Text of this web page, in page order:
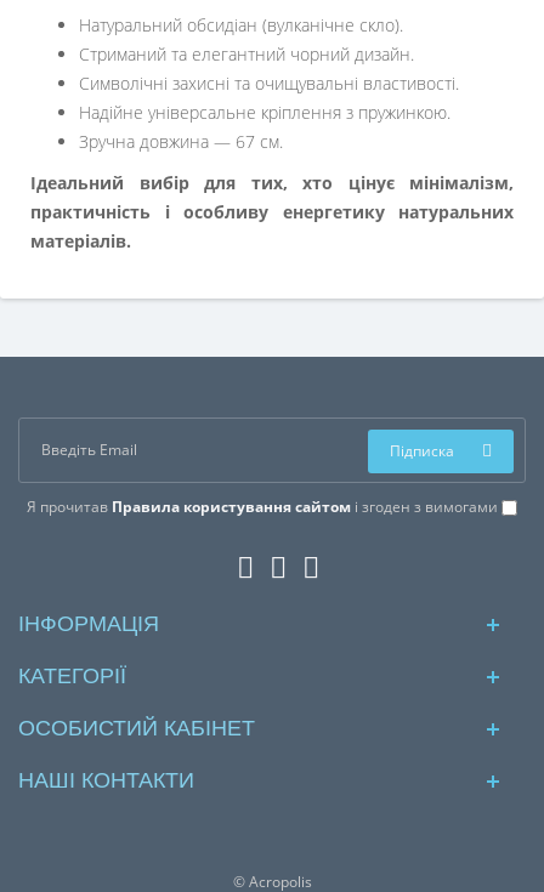
Натуральний обсидіан (вулканічне скло).
Стриманий та елегантний чорний дизайн.
Символічні захисні та очищувальні властивості.
Надійне універсальне кріплення з пружинкою.
Зручна довжина — 67 см.
Ідеальний вибір для тих, хто цінує мінімалізм,
практичність і особливу енергетику натуральних
матеріалів.
Я прочитав Правила користування сайтом і згоден з вимогами
Підписка
ІНФОРМАЦІЯ
КАТЕГОРІЇ
ОСОБИСТИЙ КАБІНЕТ
НАШІ КОНТАКТИ
© Acropolis